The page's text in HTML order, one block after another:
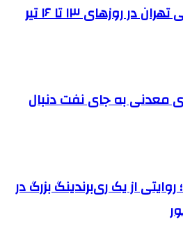
اتحادیه های صنفی تهران در روزهای ۱۳ تا ۱۶ تیر
معدنی به جای نفت دنبال
از یک ری‌برندینگ بزرگ در